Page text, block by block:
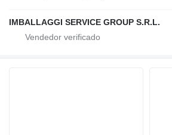
IMBALLAGGI SERVICE GROUP S.R.L.